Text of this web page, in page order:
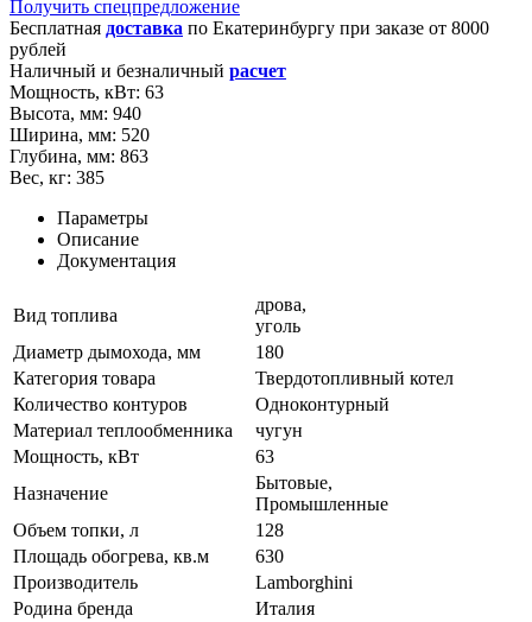
Получить спецпредложение
Бесплатная доставка по Екатеринбургу при заказе от 8000
рублей
Наличный и безналичный расчет
Мощность, кВт: 63
Высота, мм: 940
Ширина, мм: 520
Глубина, мм: 863
Вес, кг: 385
Параметры
Описание
Документация
Вид топлива
дрова,
уголь
Диаметр дымохода, мм
180
Категория товара
Твердотопливный котел
Количество контуров
Одноконтурный
Материал теплообменника
чугун
Мощность, кВт
63
Назначение
Бытовые,
Промышленные
Объем топки, л
128
Площадь обогрева, кв.м
630
Производитель
Lamborghini
Родина бренда
Италия